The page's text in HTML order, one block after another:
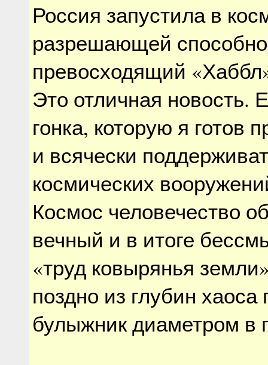
Россия запустила в
разрешающей
превосходящий
Это отличная новость.
гонка, которую я готов
и всячески
космических
Космос человечество
вечный и в итоге
«труд ковырянья
поздно из глубин хаоса
булыжник диаметром в